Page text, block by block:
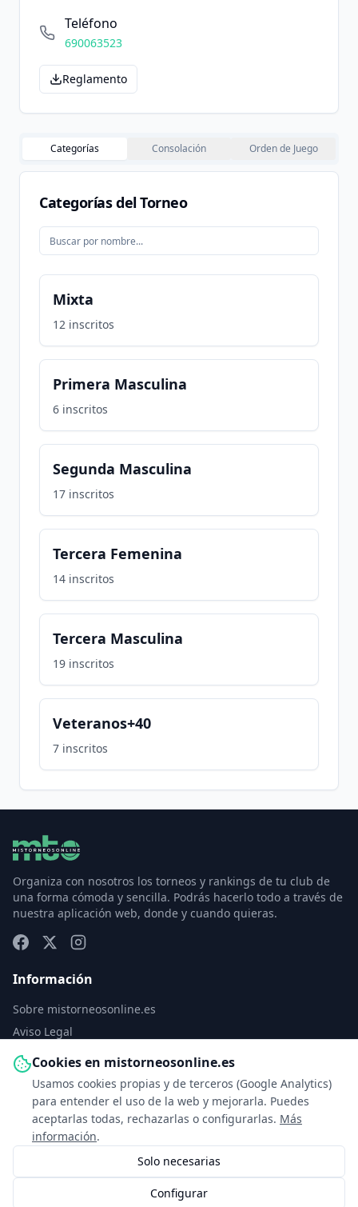
Cookies en mistorneosonline.es
Usamos cookies propias y de terceros (Google Analytics)
para entender el uso de la web y mejorarla. Puedes
aceptarlas todas, rechazarlas o configurarlas. Más
información.
Solo necesarias
Configurar
Teléfono
690063523
Reglamento
Categorías Consolación Orden de Juego
Categorías del Torneo
Mixta
12 inscritos
Primera Masculina
6 inscritos
Segunda Masculina
17 inscritos
Tercera Femenina
14 inscritos
Tercera Masculina
19 inscritos
Veteranos+40
7 inscritos
Organiza con nosotros los torneos y rankings de tu club de
una forma cómoda y sencilla. Podrás hacerlo todo a través de
nuestra aplicación web, donde y cuando quieras.
Información
Sobre mistorneosonline.es
Aviso Legal
Política de Privacidad
Política de Cookies
Configurar cookies
Contacto
info@mistorneosonline.es